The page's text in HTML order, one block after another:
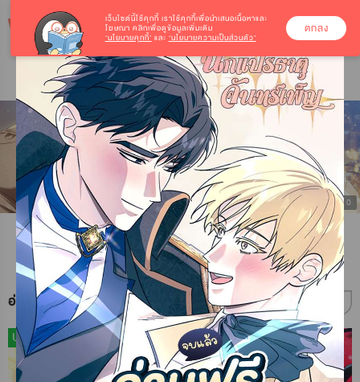
3/10
อ่านการ์ตูนเด็ดวันนี้
UP UP
เว็บไซต์นี้ใช้คุกกี้ เราใช้คุกกี้เพื่อนำเสนอเนื้อหาและ
โฆษณา คลิกเพื่อดูข้อมูลเพิ่มเติม
‘นโยบายคุกกี้’ และ ‘นโยบายความเป็นส่วนตัว’
ตกลง